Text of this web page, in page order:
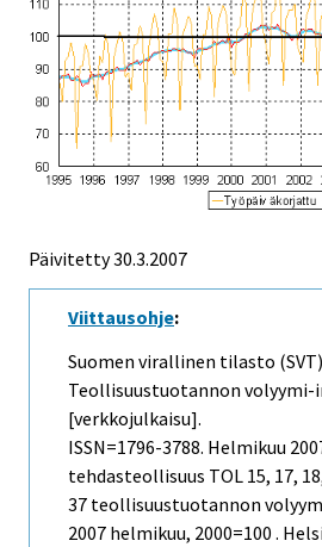
Päivitetty30.3.2007
Viittausohje:
Suomen virallinen tilasto
Teollisuustuotannon volyymi-
[verkkojulkaisu].
ISSN=1796-3788. Helmikuu
tehdasteollisuus TOL 15, 17,
37 teollisuustuotannon
2007 helmikuu, 2000=100 .